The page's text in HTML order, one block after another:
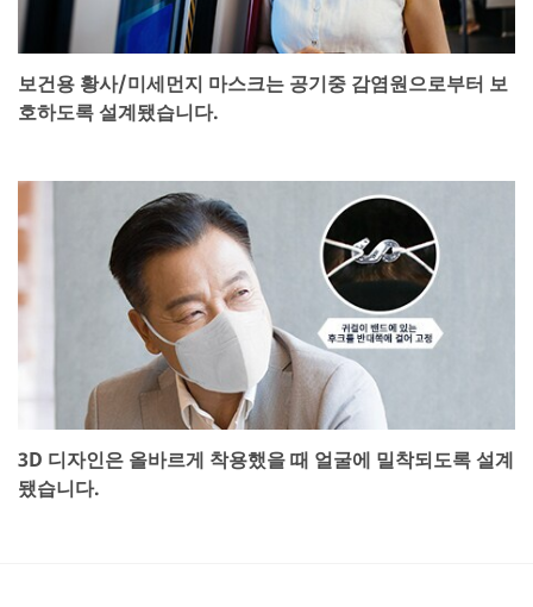
보건용 황사/미세먼지 마스크는 공기중 감염원으로부터 보
호하도록 설계됐습니다.
3D 디자인은 올바르게 착용했을 때 얼굴에 밀착되도록 설계
됐습니다.